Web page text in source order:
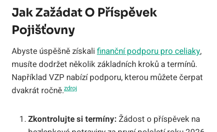
Jak Zažádat O Příspěvek
Pojišťovny
Abyste úspěšně získali finanční podporu pro celiaky,
musíte dodržet několik základních kroků a termínů.
Například VZP nabízí podporu, kterou můžete čerpat
dvakrát ročně.zdroj
Zkontrolujte si termíny: Žádost o příspěvek na